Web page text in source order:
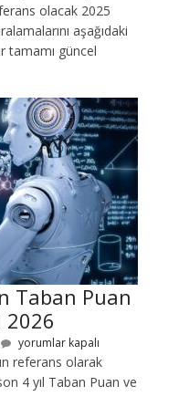
olacak 2025
aşağıdaki
tamamı güncel
Taban Puan
2026
yorumlar kapalı
referans olarak
4 yıl Taban Puan ve